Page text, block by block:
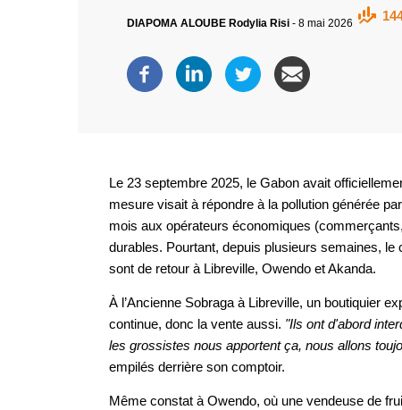
DIAPOMA ALOUBE Rodylia Risi - 8 mai 2026
Le 23 septembre 2025, le Gabon avait
mesure visait à répondre à la pollution générée
mois aux opérateurs économiques
durables. Pourtant, depuis plusieurs semaines,
sont de retour à Libreville, Owendo et Akanda.
À l’Ancienne Sobraga à Libreville, un boutiquier
continue, donc la vente aussi. "Ils ont d'abord
les grossistes nous apportent ça, nous allons
empilés derrière son comptoir.
Même constat à Owendo, où une vendeuse de